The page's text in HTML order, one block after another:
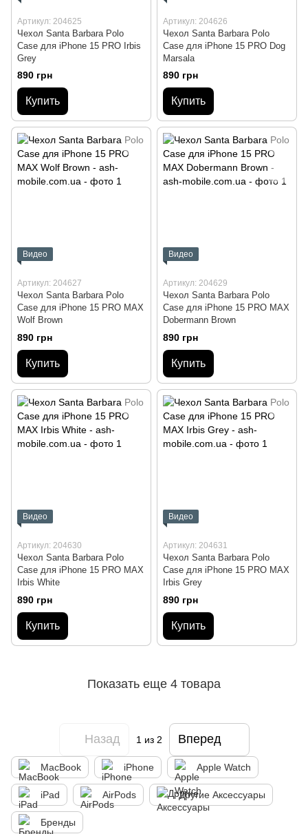
Артикул: 204625
Чехол Santa Barbara Polo
Case для iPhone 15 PRO Irbis
Grey
890 грн
Купить
Артикул: 204626
Чехол Santa Barbara Polo
Case для iPhone 15 PRO Dog
Marsala
890 грн
Купить
Видео
Артикул: 204627
Чехол Santa Barbara Polo
Case для iPhone 15 PRO MAX
Wolf Brown
890 грн
Купить
Видео
Артикул: 204629
Чехол Santa Barbara Polo
Case для iPhone 15 PRO MAX
Dobermann Brown
890 грн
Купить
Видео
Артикул: 204630
Чехол Santa Barbara Polo
Case для iPhone 15 PRO MAX
Irbis White
890 грн
Купить
Видео
Артикул: 204631
Чехол Santa Barbara Polo
Case для iPhone 15 PRO MAX
Irbis Grey
890 грн
Купить
Показать еще 4 товара
Назад 1 из 2 Вперед
MacBook iPhone Apple Watch
iPad AirPods Другие Аксессуары
Бренды